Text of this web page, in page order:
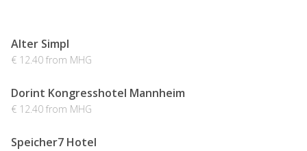
Alter Simpl
€ 12.40 from MHG
Dorint Kongresshotel Mannheim
€ 12.40 from MHG
Speicher7 Hotel